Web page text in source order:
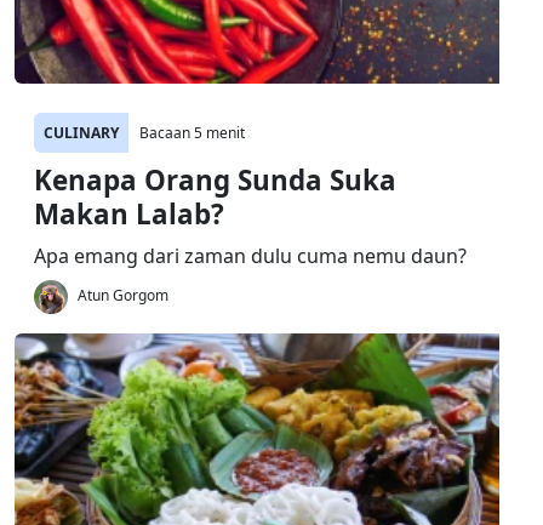
CULINARY Bacaan 5 menit
Kenapa Orang Sunda Suka
Makan Lalab?
Apa emang dari zaman dulu cuma nemu daun?
Atun Gorgom